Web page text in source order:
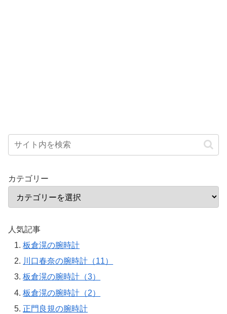
カテゴリー
人気記事
板倉滉の腕時計
川口春奈の腕時計（11）
板倉滉の腕時計（3）
板倉滉の腕時計（2）
正門良規の腕時計